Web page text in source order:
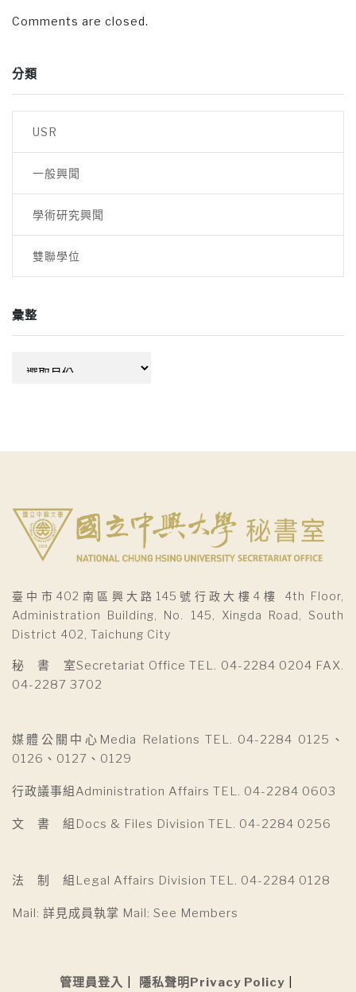
Comments are closed.
分類
USR
一般興聞
學術研究興聞
雙聯學位
彙整
臺中市402南區興大路145號行政大樓4樓 4th Floor,
Administration Building, No. 145, Xingda Road, South
District 402, Taichung City
秘 書 室Secretariat Office TEL. 04-2284 0204 FAX.
04-2287 3702
媒體公關中心Media Relations TEL. 04-2284 0125、
0126、0127、0129
行政議事組Administration Affairs TEL. 04-2284 0603
文 書 組Docs & Files Division TEL. 04-2284 0256
法 制 組Legal Affairs Division TEL. 04-2284 0128
Mail: 詳見成員執掌 Mail: See Members
管理員登入 隱私聲明Privacy Policy